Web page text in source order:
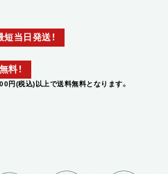
当日発送！
料！
円(税込)以上で送料無料となります。